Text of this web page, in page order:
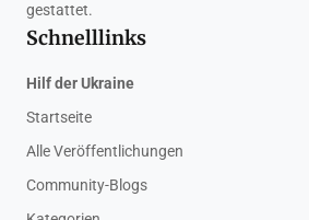
gestattet.
Schnelllinks
Hilf der Ukraine
Startseite
Alle Veröffentlichungen
Community-Blogs